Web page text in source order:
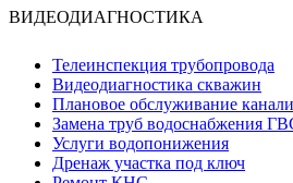
ВИДЕОДИАГНОСТИКА
Телеинспекция трубопровода
Видеодиагностика скважин
Плановое обслуживание
Замена труб водоснабжения
Услуги водопонижения
Дренаж участка под ключ